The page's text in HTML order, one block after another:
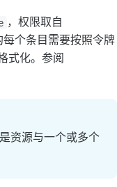
，权限取自
每个条目需要按照令牌
式化。参阅
资源与一个或多个